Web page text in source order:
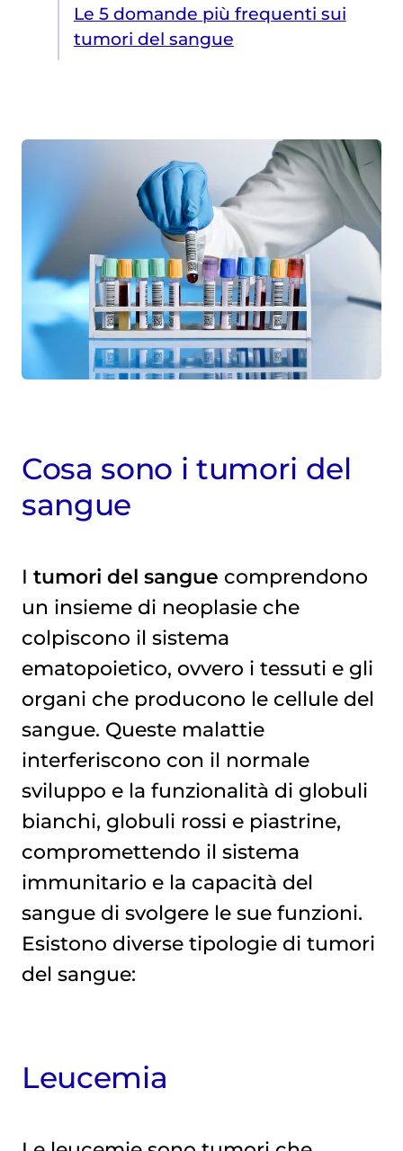
Le 5 domande più frequenti sui
tumori del sangue
Quanto sono diffusi in italia
Cosa sono i tumori del
sangue
I tumori del sangue comprendono
un insieme di neoplasie che
colpiscono il sistema
ematopoietico, ovvero i tessuti e gli
organi che producono le cellule del
sangue. Queste malattie
interferiscono con il normale
sviluppo e la funzionalità di globuli
bianchi, globuli rossi e piastrine,
compromettendo il sistema
immunitario e la capacità del
sangue di svolgere le sue funzioni.
Esistono diverse tipologie di tumori
del sangue:
Leucemia